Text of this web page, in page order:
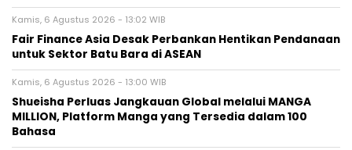
Kamis, 6 Agustus 2026 - 13:02 WIB
Fair Finance Asia Desak Perbankan Hentikan Pendanaan
untuk Sektor Batu Bara di ASEAN
Kamis, 6 Agustus 2026 - 13:00 WIB
Shueisha Perluas Jangkauan Global melalui MANGA
MILLION, Platform Manga yang Tersedia dalam 100
Bahasa